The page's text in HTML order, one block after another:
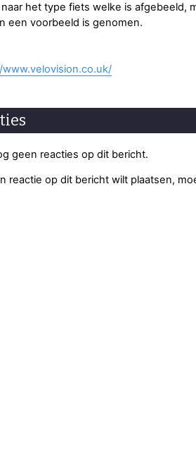
het type fiets welke is afgebeeld,
een voorbeeld is genomen.
geen reacties op dit bericht.
reactie op dit bericht wilt plaatsen,